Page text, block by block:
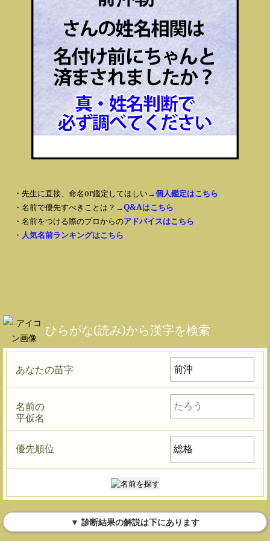
・先生に直接、命名or鑑定してほしい→個人鑑定はこちら
・名前で優先すべきことは？→Q&Aはこちら
・名前をつける際のプロからのアドバイスはこちら
・ 人気名前ランキングはこちら
ひらがな(読み)から漢字を検索
あなたの苗字
名前の
平仮名
優先順位
▼ 診断結果の解説は下にあります